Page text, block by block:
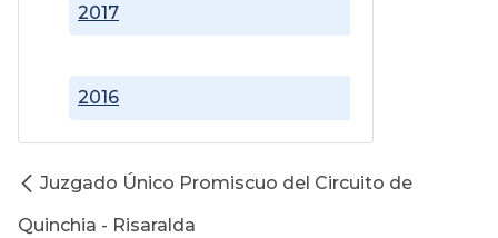
2016
2017
Juzgado Único Promiscuo del Circuito de
Quinchia - Risaralda